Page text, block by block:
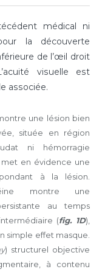
médical ni
la découverte
de l’œil droit
visuelle est
associée.
une lésion bien
située en région
ni hémorragie
met en évidence une
à la lésion.
montre une
au temps
(fig. 1D),
simple effet masque.
) structurel objective
à contenu